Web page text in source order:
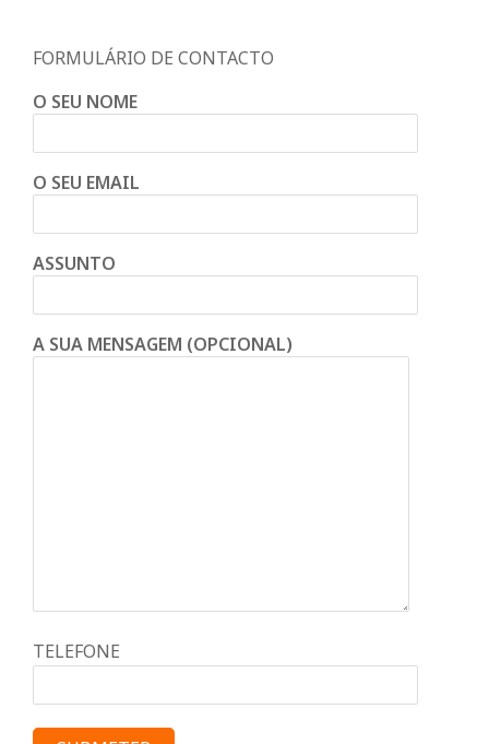
FORMULÁRIO DE CONTACTO
O SEU NOME
O SEU EMAIL
ASSUNTO
A SUA MENSAGEM (OPCIONAL)
TELEFONE